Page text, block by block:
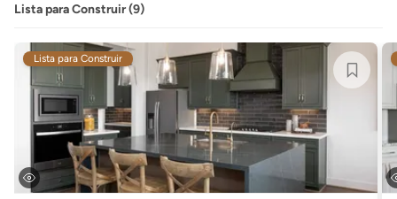
Lista para Construir (9)
Lista para Construir